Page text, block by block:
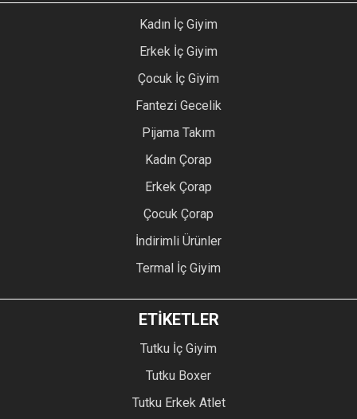
Kadın İç Giyim
Erkek İç Giyim
Çocuk İç Giyim
Fantezi Gecelik
Pijama Takım
Kadın Çorap
Erkek Çorap
Çocuk Çorap
İndirimli Ürünler
Termal İç Giyim
ETİKETLER
Tutku İç Giyim
Tutku Boxer
Tutku Erkek Atlet